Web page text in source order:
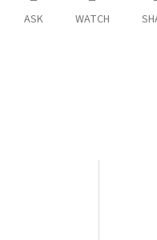
ASK WATCH